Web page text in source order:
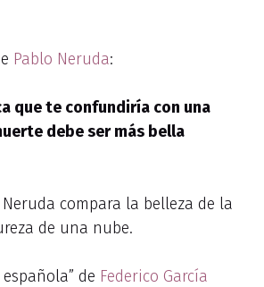
Pablo Neruda:
que te confundiría con una
debe ser más bella
compara la belleza de la
de una nube.
de Federico García